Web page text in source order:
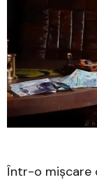
Într-o mișcare